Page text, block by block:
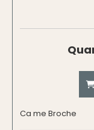
Ca me Broche